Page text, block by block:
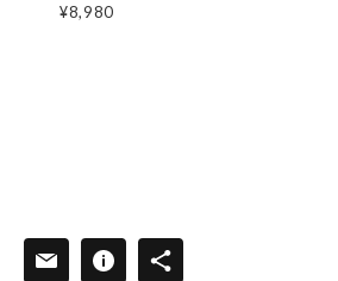
¥8,980